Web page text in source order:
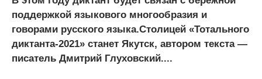
поддержкой языкового многообразия и
говорами русского языка.Столицей «Тотального
диктанта-2021» станет Якутск, автором текста —
писатель Дмитрий Глуховский....